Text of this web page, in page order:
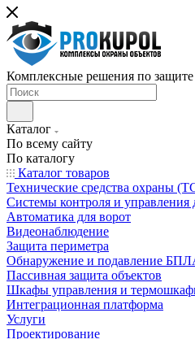
Комплексные решения по защите
Каталог
По всему сайту
По каталогу
Каталог товаров
Технические средства охраны
Системы контроля и
Автоматика для ворот
Видеонаблюдение
Защита периметра
Обнаружение и подавление
Пассивная защита объектов
Шкафы управления и
Интеграционная платформа
Услуги
Проектирование